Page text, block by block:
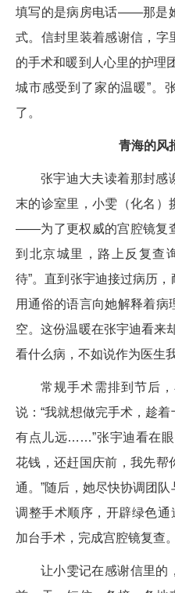
填写的是病房电话——那是
式。信封里装着感谢信，字
的手术和暖到人心里的护理
城市感受到了家的温暖”。
了。
青海的风
张宇迪大夫读着那封感
末的诊室里，小雯（化名）
——为了更权威的宫腔镜复
到北京城里，路上反复查
待”。直到张宇迪接过病历
用通俗的语言向她解释着
空。这份温暖在张宇迪看来
看什么病，不如说作为医生
常规手术需排到节后
说：“我就想做完手术，趁
有点儿远……”张宇迪看在眼
花钱，还赶国庆前，我先帮
通。”随后，她尽快协调团队
调整手术顺序，开辟绿色
加台手术，完成宫腔镜复查。
让小雯记在感谢信里的